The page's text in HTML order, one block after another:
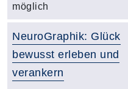
möglich
NeuroGraphik: Glück
bewusst erleben und
verankern